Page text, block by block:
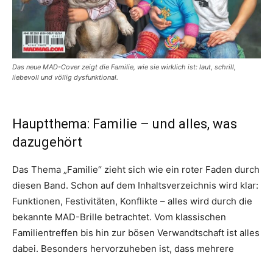
Das neue MAD-Cover zeigt die Familie, wie sie wirklich ist: laut, schrill,
liebevoll und völlig dysfunktional.
Hauptthema: Familie – und alles, was
dazugehört
Das Thema „Familie“ zieht sich wie ein roter Faden durch
diesen Band. Schon auf dem Inhaltsverzeichnis wird klar:
Funktionen, Festivitäten, Konflikte – alles wird durch die
bekannte MAD-Brille betrachtet. Vom klassischen
Familien­treffen bis hin zur bösen Verwandtschaft ist alles
dabei. Besonders hervorzuheben ist, dass mehrere